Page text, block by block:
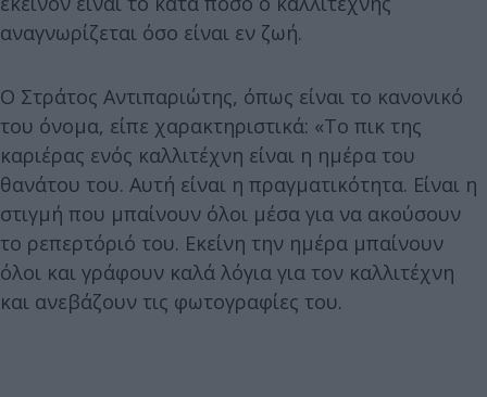
αναγνωρίζεται όσο είναι εν ζωή.
Ο Στράτος Αντιπαριώτης, όπως είναι το κανονικό
του όνομα, είπε χαρακτηριστικά: «Το πικ της
καριέρας ενός καλλιτέχνη είναι η ημέρα του
θανάτου του. Αυτή είναι η πραγματικότητα. Είναι η
στιγμή που μπαίνουν όλοι μέσα για να ακούσουν
το ρεπερτόριό του. Εκείνη την ημέρα μπαίνουν
όλοι και γράφουν καλά λόγια για τον καλλιτέχνη
και ανεβάζουν τις φωτογραφίες του.